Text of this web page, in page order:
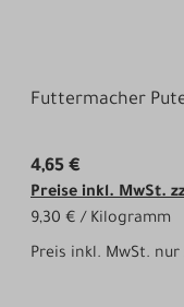
Futtermacher
4,65 €
Preise inkl. MwSt.
9,30 € / Kilogramm
Preis inkl. MwSt.